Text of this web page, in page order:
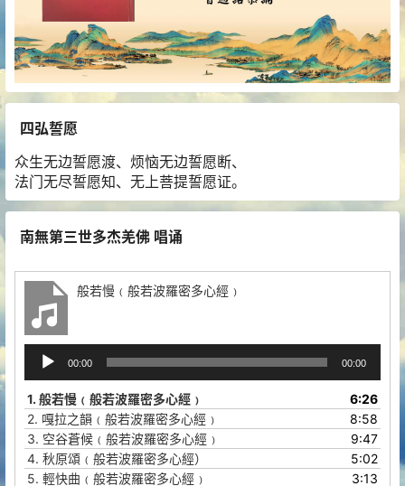
四弘誓愿
众生无边誓愿渡、烦恼无边誓愿断、
法门无尽誓愿知、无上菩提誓愿证。
南無第三世多杰羌佛 唱诵
般若慢﹙般若波羅密多心經﹚
播
放
器
00:00 00:00
1. 般若慢﹙般若波羅密多心經﹚
6:26
2. 嘎拉之韻﹙般若波羅密多心經﹚
8:58
3. 空谷蒼候﹙般若波羅密多心經﹚
9:47
4. 秋原頌﹙般若波羅密多心經）
5:02
5. 輕快曲﹙般若波羅密多心經﹚ 3:13